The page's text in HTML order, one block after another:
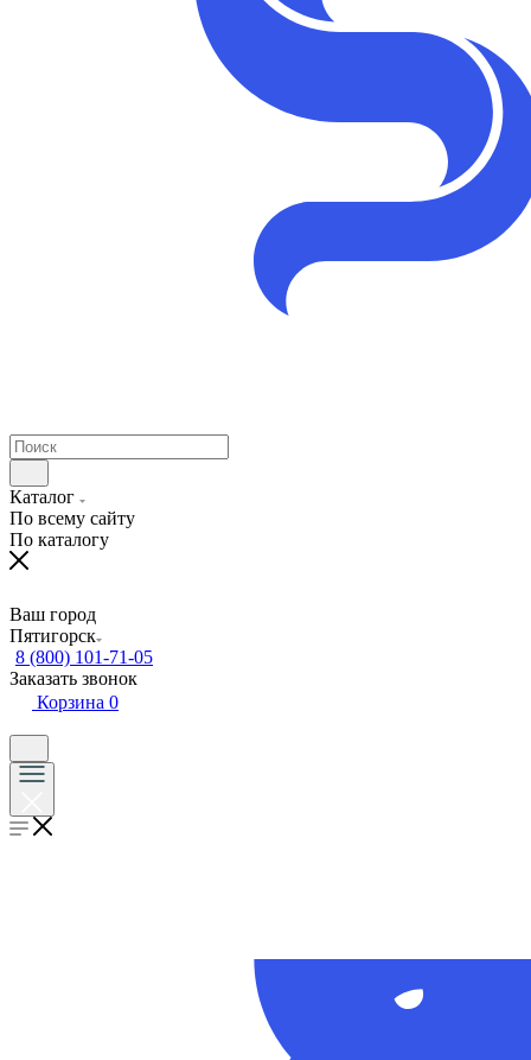
Каталог
По всему сайту
По каталогу
Ваш город
Пятигорск
8 (800) 101-71-05
Заказать звонок
Корзина 0